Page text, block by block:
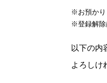
※お預かり
※登録解除
以下の内
よろしけ